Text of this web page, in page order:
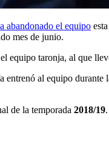
abandonado el equipo
mes de junio.
equipo taronja, al que
entrenó al equipo durante
de la temporada 2018/19.